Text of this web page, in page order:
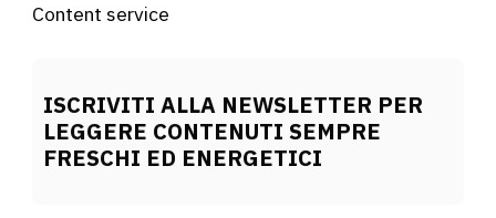
Content service
ISCRIVITI ALLA NEWSLETTER PER
LEGGERE CONTENUTI SEMPRE
FRESCHI ED ENERGETICI